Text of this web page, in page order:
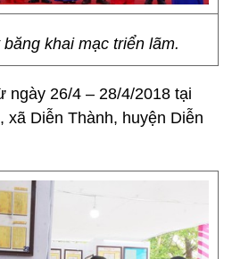
khai mạc triển lãm.
ngày 26/4 – 28/4/2018 tại
xã Diễn Thành, huyện Diễn